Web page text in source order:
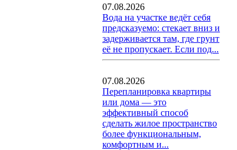
07.08.2026
Вода на участке ведёт себя
предсказуемо: стекает вниз и
задерживается там, где грунт
её не пропускает. Если под...
07.08.2026
Перепланировка квартиры
или дома — это
эффективный способ
сделать жилое пространство
более функциональным,
комфортным и...